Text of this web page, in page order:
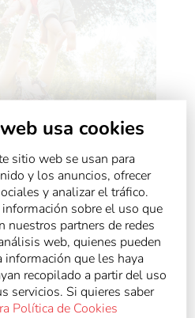
hijos las dificultades de la
a superarlas”(Louis Pasteur)
Rodríguez Toro
Gondomar
usa cookies
sitio web se usan para
y los anuncios, ofrecer
y analizar el tráfico.
sobre el uso que
nuestros partners de redes
web, quienes pueden
información que les haya
recopilado a partir del uso
servicios. Si quieres saber
Política de Cookies